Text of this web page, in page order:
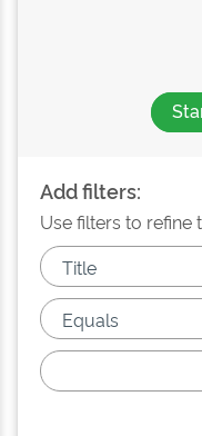
Add filters:
Use filters to refine